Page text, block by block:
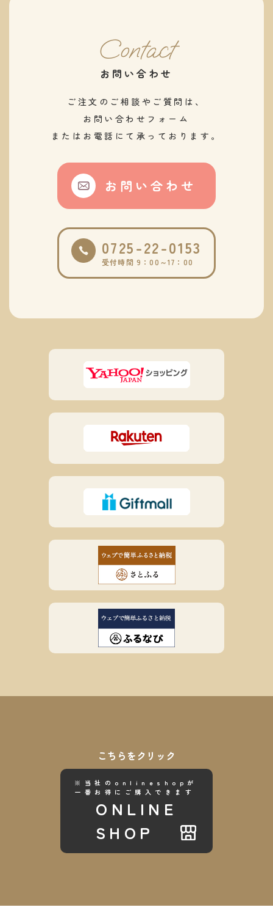
Contact
お問い合わせ
ご注文のご相談やご質問は、
お問い合わせフォーム
またはお電話にて承っております。
お問い合わせ
0725-22-0153
受付時間 9：00～17：00
こちらをクリック
※当社のonlineshopが
一番お得にご購入できます
ONLINE
SHOP